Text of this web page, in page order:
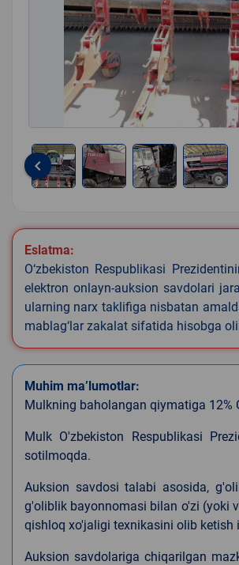
of
4
keyboard_arrow_left
Eslatma:
O‘zbekiston Respublikasi
elektron onlayn-auksion savdolari
ularning narx taklifiga nisbatan
mablag‘lar zakalat sifatida hisobga
Muhim ma’lumotlar:
Mulkning baholangan qiymatiga 12%
Mulk O'zbekiston Respublikasi
sotilmoqda.
Auksion savdosi talabi asosida,
g'oliblik bayonnomasi bilan o'zi (yoki
qishloq xo'jaligi texnikasini olib ketish
Auksion savdolariga chiqarilgan